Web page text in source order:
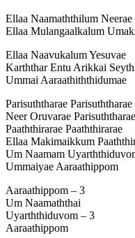
Ellaa Naamaththilum Neerae
Ellaa Mulangaalkalum
Ellaa Naavukalum Yesuvae
Karththar Entu Arikkai
Ummai Aaraathiththidumae
Parisuththarae Parisuththarae
Neer Oruvarae Parisuththarae
Paaththirarae Paaththirarae
Ellaa Makimaikkum
Um Naamam
Ummaiyae Aaraathippom
Aaraathippom – 3
Um Naamaththai
Uyarththiduvom – 3
Aaraathippom